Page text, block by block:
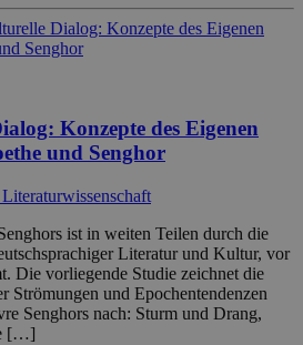
Konzepte des Eigenen
und Senghor
ist in weiten Teilen durch die
Literatur und Kultur, vor
Die vorliegende Studie zeichnet die
Strömungen und Epochentendenzen
Senghors nach: Sturm und Drang,
[…]